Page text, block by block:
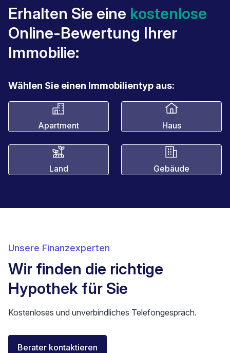
Erhalten Sie eine kostenlose
Online-Bewertung Ihrer
Immobilie:
Wählen Sie einen Immobilientyp aus:
Apartment Haus
Land Gebäude
Unsere Finanzexperten
Wir finden die richtige
Hypothek für Sie
Kostenloses und unverbindliches Telefongespräch.
Berater kontaktieren
Florent Buser